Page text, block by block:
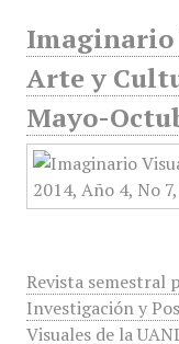
Imaginario
Arte y
Mayo-
Revista semestral
Investigación y
Visuales de la